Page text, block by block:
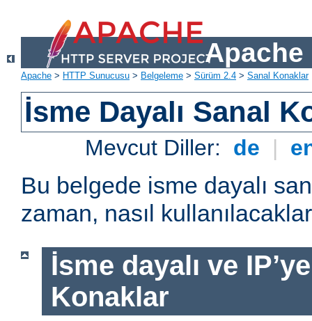
Apache
Apache > HTTP Sunucusu > Belgeleme > Sürüm 2.4 > Sanal Konaklar
İsme Dayalı Sanal
Mevcut Diller: de |
Bu belgede isme dayalı
zaman, nasıl
İsme dayalı ve
Konaklar